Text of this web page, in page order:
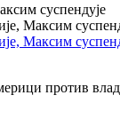
суспендује
Максим
Максим
против